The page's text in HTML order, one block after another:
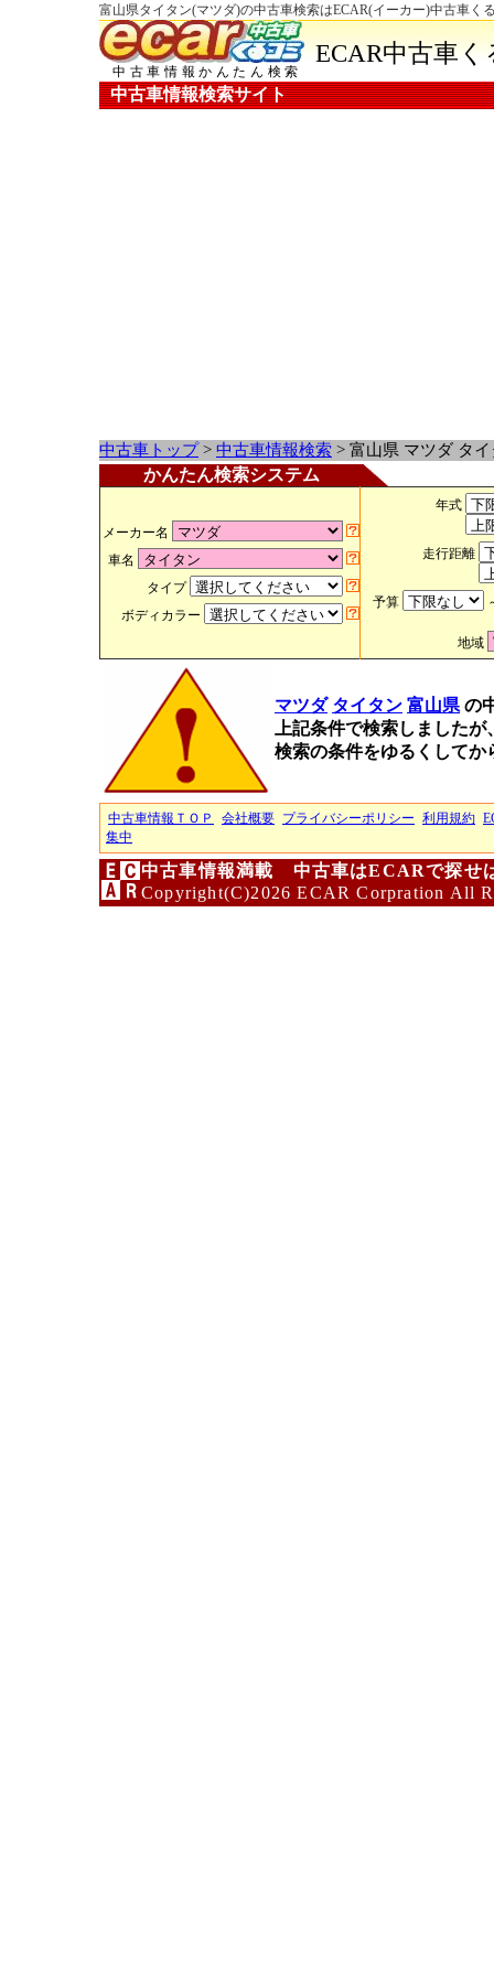
富山県タイタン(マツダ)の中古車検索はECAR(イーカー)中古車く
中古車情報かんたん検索
ECAR中古車
中古車情報検索サイト
中古車トップ> 中古車情報検索 > 富山県 マツダ タ
かんたん検索システム
メーカー名
車名
タイプ
ボディカラー
年式
走行距離
予算
地域
マツダ タイタン 富山県 の
上記条件で検索しました
検索の条件をゆるくして
中古車情報ＴＯＰ 会社概要 プライバシーポリシー 利用規約
集中
中古車情報満載 中古車はECARで探せ
Copyright(C)2026 ECAR Corpration All